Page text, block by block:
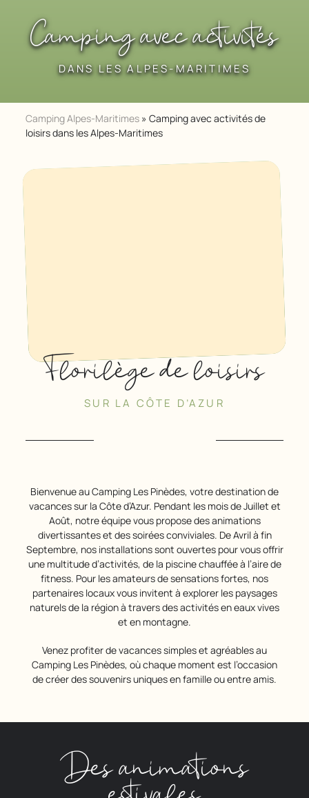
Camping avec activités
DANS LES ALPES-MARITIMES
Camping Alpes-Maritimes »Camping avec activités de
loisirs dans les Alpes-Maritimes
Florilège de loisirs
SUR LA CÔTE D’AZUR
Bienvenue au Camping Les Pinèdes, votre destination de
vacances sur la Côte d’Azur. Pendant les mois de Juillet et
Août, notre équipe vous propose des animations
divertissantes et des soirées conviviales. De Avril à fin
Septembre, nos installations sont ouvertes pour vous offrir
une multitude d’activités, de la piscine chauffée à l’aire de
fitness. Pour les amateurs de sensations fortes, nos
partenaires locaux vous invitent à explorer les paysages
naturels de la région à travers des activités en eaux vives
et en montagne.
Venez profiter de vacances simples et agréables au
Camping Les Pinèdes, où chaque moment est l’occasion
de créer des souvenirs uniques en famille ou entre amis.
Des animations